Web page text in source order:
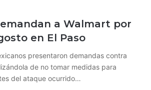
a Walmart por
en El Paso
presentaron demandas contra
de no tomar medidas para
del ataque ocurrido…